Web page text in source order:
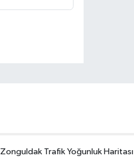
Zonguldak Trafik Yoğunluk Haritası